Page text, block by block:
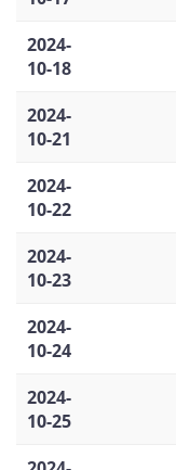
2024-
10-18
2024-
10-21
2024-
10-22
2024-
10-23
2024-
10-24
2024-
10-25